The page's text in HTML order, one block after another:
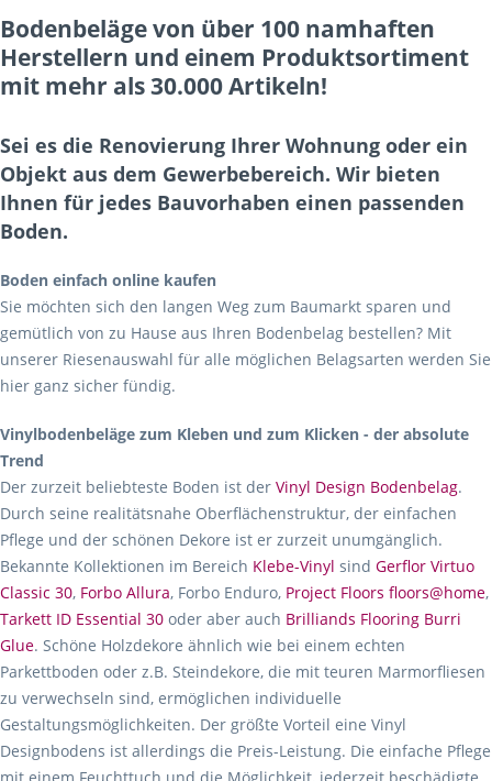
Bodenbeläge von über 100 namhaften
Herstellern und einem Produktsortiment
mit mehr als 30.000 Artikeln!
Sei es die Renovierung Ihrer Wohnung oder ein
Objekt aus dem Gewerbebereich. Wir bieten
Ihnen für jedes Bauvorhaben einen passenden
Boden.
Boden einfach online kaufen
Sie möchten sich den langen Weg zum Baumarkt sparen und
gemütlich von zu Hause aus Ihren Bodenbelag bestellen? Mit
unserer Riesenauswahl für alle möglichen Belagsarten werden Sie
hier ganz sicher fündig.
Vinylbodenbeläge zum Kleben und zum Klicken - der absolute
Trend
Der zurzeit beliebteste Boden ist der Vinyl Design Bodenbelag.
Durch seine realitätsnahe Oberflächenstruktur, der einfachen
Pflege und der schönen Dekore ist er zurzeit unumgänglich.
Bekannte Kollektionen im Bereich Klebe-Vinyl sind Gerflor Virtuo
Classic 30, Forbo Allura, Forbo Enduro, Project Floors floors@home,
Tarkett ID Essential 30 oder aber auch Brilliands Flooring Burri
Glue. Schöne Holzdekore ähnlich wie bei einem echten
Parkettboden oder z.B. Steindekore, die mit teuren Marmorfliesen
zu verwechseln sind, ermöglichen individuelle
Gestaltungsmöglichkeiten. Der größte Vorteil eine Vinyl
Designbodens ist allerdings die Preis-Leistung. Die einfache Pflege